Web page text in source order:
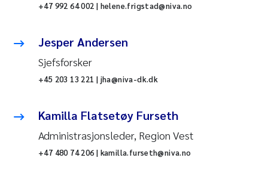
+47 992 64 002 | helene.frigstad@niva.no
Jesper Andersen
Sjefsforsker
+45 203 13 221 | jha@niva-dk.dk
Kamilla Flatsetøy Furseth
Administrasjonsleder, Region Vest
+47 480 74 206 | kamilla.furseth@niva.no